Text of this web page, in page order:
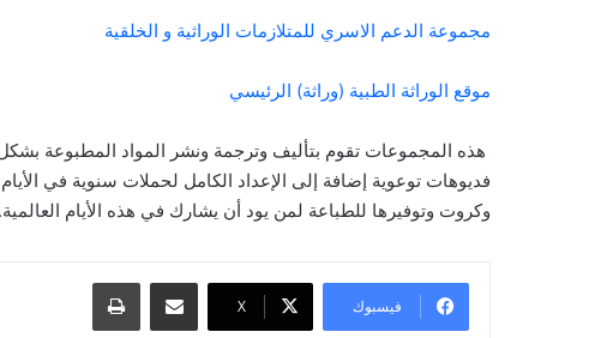
مجموعة الدعم الاسري للمتلازمات الوراثية و الخلقية
موقع الوراثة الطبية (وراثة) الرئيسي
هذه المجموعات تقوم بتأليف وترجمة ونشر المواد المطبوعة
فديوهات توعوية إضافة إلى الإعداد الكامل لحملات سنوية في
وكروت وتوفيرها للطباعة لمن يود أن يشارك في هذه الأيام العالمية.
فيسبوك ‫X